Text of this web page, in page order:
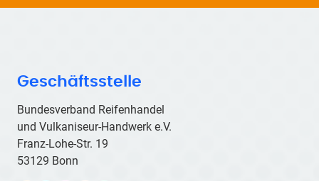
Geschäftsstelle
Bundesverband Reifenhandel
und Vulkaniseur-Handwerk e.V.
Franz-Lohe-Str. 19
53129 Bonn